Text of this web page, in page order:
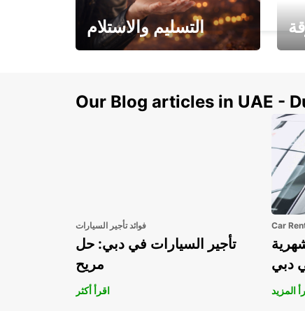
NIORT - FRANCE
التسليم والاستلام
Our Blog articles in UAE -
فوائد تأجير السيارات
تأجير السيارات في دبي: حل
مريح
اقرأ أكثر
Car
دبي
المزيد